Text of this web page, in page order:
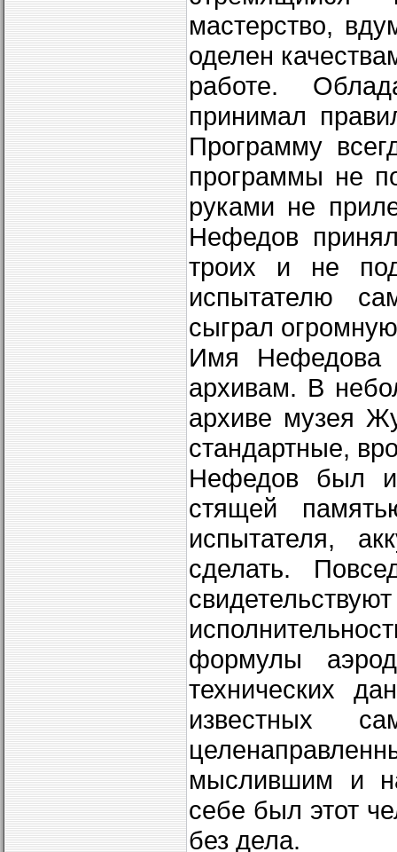
мастерство,
оделен
работе.
принимал
Программу
программы не
руками не
Нефедов
троих и не
испытателю
сыграл
Имя Нефедова
архивам. В
архиве музея
стандартные,
Нефедов был
стящей
испы­тателя,
сделать.
формулы
технических
известных
мыслившим и
себе был этот
без дела.